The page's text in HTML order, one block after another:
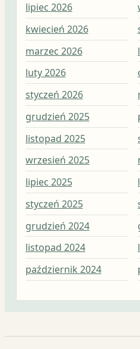
lipiec 2026
kwiecień 2026
marzec 2026
luty 2026
styczeń 2026
grudzień 2025
listopad 2025
wrzesień 2025
lipiec 2025
styczeń 2025
grudzień 2024
listopad 2024
październik 2024